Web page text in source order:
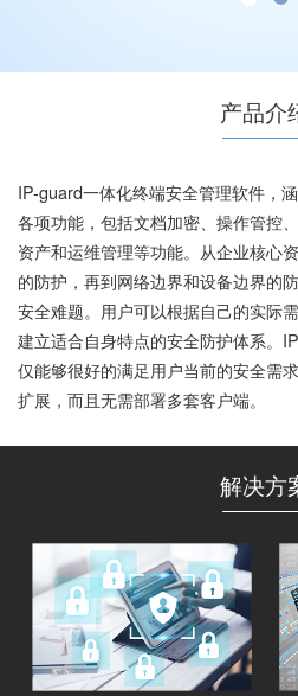
产品介
IP-guard一体化终端安全管理软件，
各项功能，包括文档加密、操作管控
资产和运维管理等功能。从企业核心
的防护，再到网络边界和设备边界的
安全难题。用户可以根据自己的实际
建立适合自身特点的安全防护体系。
仅能够很好的满足用户当前的安全需
扩展，而且无需部署多套客户端。
解决方